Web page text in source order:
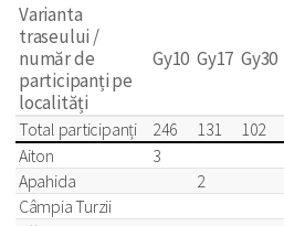
Varianta
traseului /
număr de
participanți pe
localități
Gy10 Gy17 Gy30
Total participanți 246 131 102
Aiton
3
Apahida
2
Câmpia Turzii